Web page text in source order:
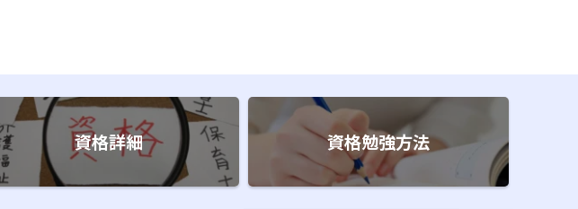
資格詳細 資格勉強方法